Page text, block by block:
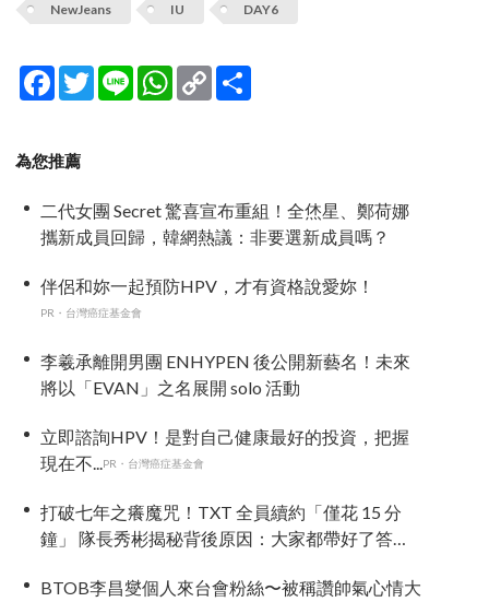
NewJeans IU DAY6
Facebook
TwitterLine WhatsApp
Copy
Link
為您推薦
二代女團 Secret 驚喜宣布重組！全烋星、鄭荷娜
攜新成員回歸，韓網熱議：非要選新成員嗎？
伴侶和妳一起預防HPV，才有資格說愛妳！
PR・台灣癌症基金會
李羲承離開男團 ENHYPEN 後公開新藝名！未來
將以「EVAN」之名展開 solo 活動
立即諮詢HPV！是對自己健康最好的投資，把握
現在不...PR・台灣癌症基金會
打破七年之癢魔咒！TXT 全員續約「僅花 15 分
鐘」 隊長秀彬揭秘背後原因：大家都帶好了答
BTOB李昌燮個人來台會粉絲〜被稱讚帥氣心情大